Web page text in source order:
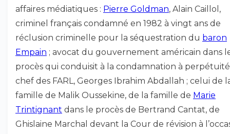
affaires médiatiques : Pierre Goldman, Alain Caillol,
criminel français condamné en 1982 à vingt ans de
réclusion criminelle pour la séquestration du baron
Empain ; avocat du gouvernement américain dans
procès qui conduisit à la condamnation à
chef des FARL, Georges Ibrahim Abdallah ; celui de
famille de Malik Oussekine, de la famille de Marie
Trintignant dans le procès de Bertrand Cantat, de
Ghislaine Marchal devant la Cour de révision à